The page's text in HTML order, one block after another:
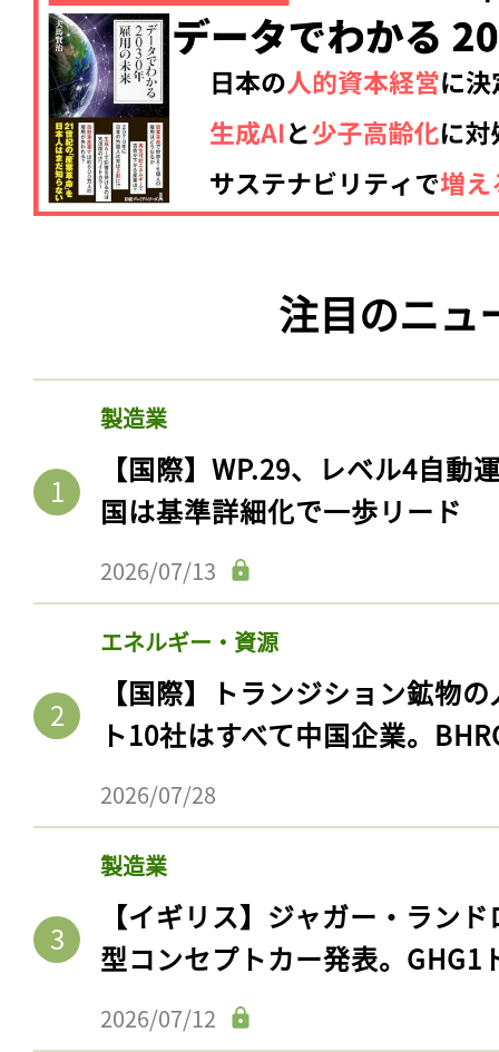
注目のニュ
製造業
【国際】WP.29、レベル4自動
国は基準詳細化で一歩リード
2026/07/13
エネルギー・資源
【国際】トランジション鉱物
ト10社はすべて中国企業。
2026/07/28
製造業
【イギリス】ジャガー・ラン
型コンセプトカー発表。GHG1
2026/07/12